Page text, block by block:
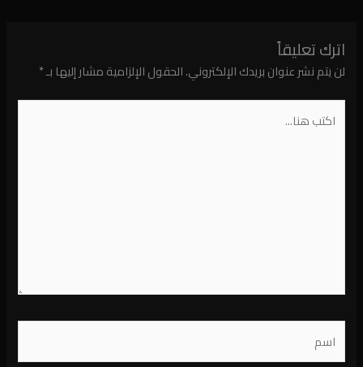
اترك تعليقاً
لن يتم نشر عنوان بريدك الإلكتروني.الحقول الإلزامية مشار إليها بـ*
هنا...